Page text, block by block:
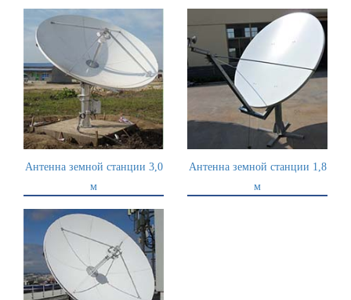
Антенна земной станции 3,0
м
Антенна земной станции 1,8
м